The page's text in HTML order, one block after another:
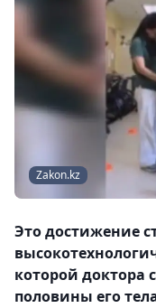
Zakon.kz
Это достижение
которой
половины его